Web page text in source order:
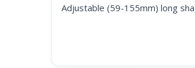
Adjustable (59-155mm) long